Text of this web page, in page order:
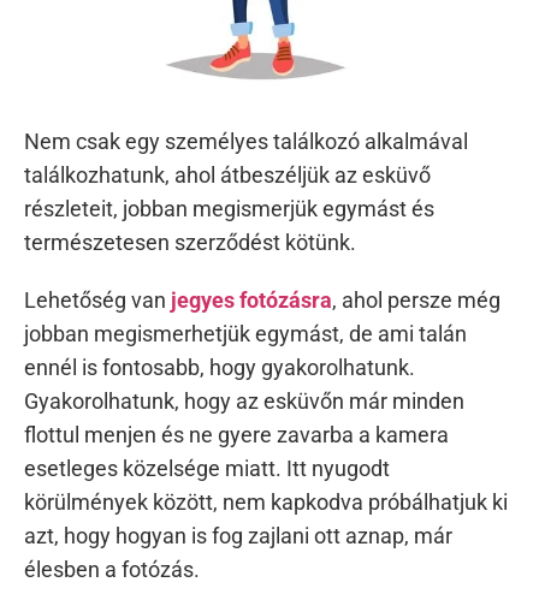
Nem csak egy személyes találkozó alkalmával
találkozhatunk, ahol átbeszéljük az esküvő
részleteit, jobban megismerjük egymást és
természetesen szerződést kötünk.
Lehetőség van jegyes fotózásra, ahol persze még
jobban megismerhetjük egymást, de ami talán
ennél is fontosabb, hogy gyakorolhatunk.
Gyakorolhatunk, hogy az esküvőn már minden
flottul menjen és ne gyere zavarba a kamera
esetleges közelsége miatt. Itt nyugodt
körülmények között, nem kapkodva próbálhatjuk ki
azt, hogy hogyan is fog zajlani ott aznap, már
élesben a fotózás.